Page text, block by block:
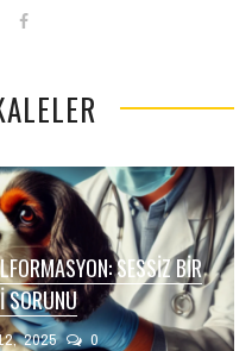
SESSIZ BIR
SORUNU
2025 0